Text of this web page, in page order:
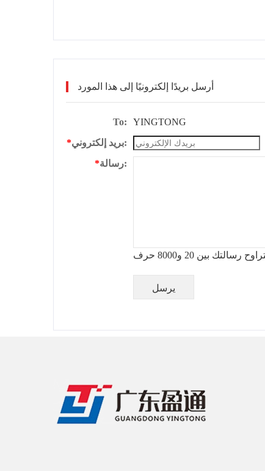
أرسل بريدًا إلكترونيًا إلى هذا المورد
To:
YINGTONG
*
بريد إلكتروني:
*
رسالة:
رسالتك بين 20 و8000 حرف